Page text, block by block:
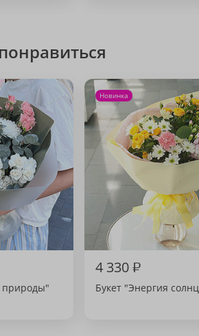
природы"
Новинка
4 330₽
Букет "Энергия